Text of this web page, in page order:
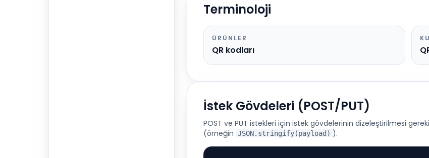
Terminoloji
ÜRÜNLER
QR kodları
İstek Gövdeleri (POST/PUT)
POST ve PUT istekleri için istek gövdelerinin dizeleştirilmesi
(örneğin JSON.stringify(payload) ).